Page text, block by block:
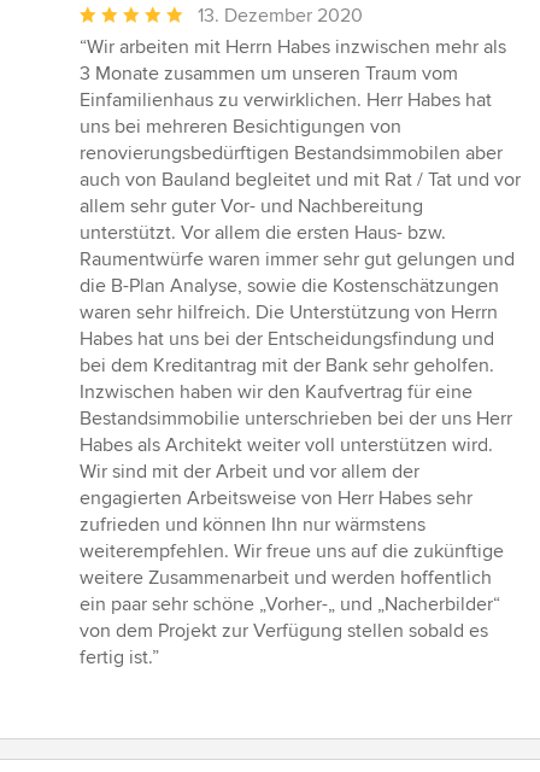
Durchschnittliche
Bewertung:
5
von
5
Sternen
13. Dezember 2020
“Wir arbeiten mit Herrn Habes inzwischen mehr als
3 Monate zusammen um unseren Traum vom
Einfamilienhaus zu verwirklichen. Herr Habes hat
uns bei mehreren Besichtigungen von
renovierungsbedürftigen Bestandsimmobilen aber
auch von Bauland begleitet und mit Rat / Tat und vor
allem sehr guter Vor- und Nachbereitung
unterstützt. Vor allem die ersten Haus- bzw.
Raumentwürfe waren immer sehr gut gelungen und
die B-Plan Analyse, sowie die Kostenschätzungen
waren sehr hilfreich. Die Unterstützung von Herrn
Habes hat uns bei der Entscheidungsfindung und
bei dem Kreditantrag mit der Bank sehr geholfen.
Inzwischen haben wir den Kaufvertrag für eine
Bestandsimmobilie unterschrieben bei der uns Herr
Habes als Architekt weiter voll unterstützen wird.
Wir sind mit der Arbeit und vor allem der
engagierten Arbeitsweise von Herr Habes sehr
zufrieden und können Ihn nur wärmstens
weiterempfehlen. Wir freue uns auf die zukünftige
weitere Zusammenarbeit und werden hoffentlich
ein paar sehr schöne „Vorher-„ und „Nacherbilder“
von dem Projekt zur Verfügung stellen sobald es
fertig ist.”